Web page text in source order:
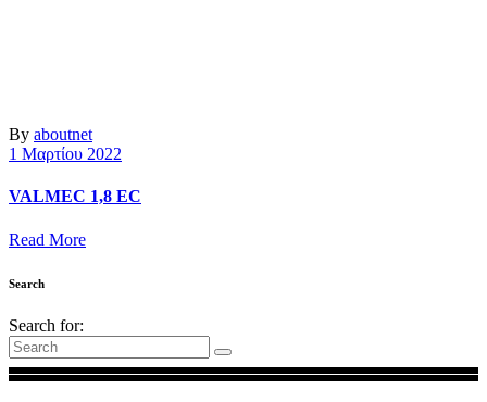
By aboutnet
1 Μαρτίου 2022
VALMEC 1,8 EC
Read More
Search
Search for: